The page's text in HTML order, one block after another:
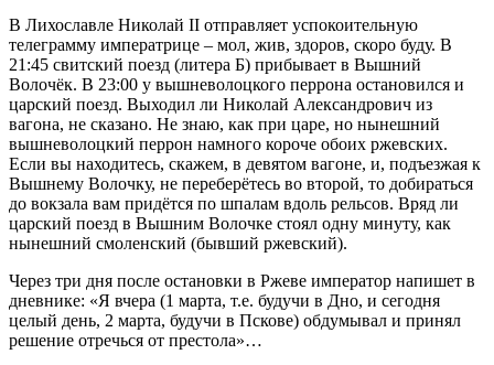
В Лихославле Николай II отправляет успокоительную
телеграмму императрице – мол, жив, здоров, скоро буду. В
21:45 свитский поезд (литера Б) прибывает в Вышний
Волочёк. В 23:00 у вышневолоцкого перрона остановился и
царский поезд. Выходил ли Николай Александрович из
вагона, не сказано. Не знаю, как при царе, но нынешний
вышневолоцкий перрон намного короче обоих ржевских.
Если вы находитесь, скажем, в девятом вагоне, и, подъезжая к
Вышнему Волочку, не переберётесь во второй, то добираться
до вокзала вам придётся по шпалам вдоль рельсов. Вряд ли
царский поезд в Вышним Волочке стоял одну минуту, как
нынешний смоленский (бывший ржевский).
Через три дня после остановки в Ржеве император напишет в
дневнике: «Я вчера (1 марта, т.е. будучи в Дно, и сегодня
целый день, 2 марта, будучи в Пскове) обдумывал и принял
решение отречься от престола»…